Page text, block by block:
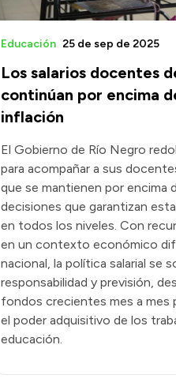
Los salarios docentes
continúan por encima
inflación
Educación 25 de sep de 2025
El Gobierno de Río Negro
para acompañar a sus
que se mantienen por encima
decisiones que garantizan
en todos los niveles. Con
en un contexto económico
nacional, la política salarial se
responsabilidad y previsión,
fondos crecientes mes a mes
el poder adquisitivo de los
educación.